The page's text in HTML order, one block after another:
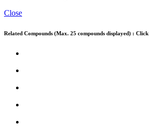
Close
Related Compounds (Max. 25 compounds displayed) :